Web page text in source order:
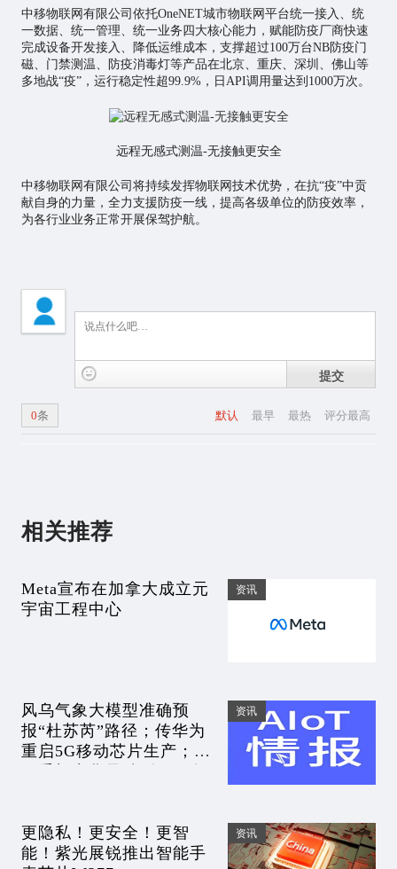
中移物联网有限公司依托OneNET城市物联网平台统一接入、统
一数据、统一管理、统一业务四大核心能力，赋能防疫厂商快速
完成设备开发接入、降低运维成本，支撑超过100万台NB防疫门
磁、门禁测温、防疫消毒灯等产品在北京、重庆、深圳、佛山等
多地战“疫”，运行稳定性超99.9%，日API调用量达到1000万次。
远程无感式测温-无接触更安全
中移物联网有限公司将持续发挥物联网技术优势，在抗“疫”中贡
献自身的力量，全力支援防疫一线，提高各级单位的防疫效率，
为各行业业务正常开展保驾护航。
提交
默认 最早 最热 评分最高
0条
相关推荐
Meta宣布在加拿大成立元
宇宙工程中心
资讯
风乌气象大模型准确预
报“杜苏芮”路径；传华为
重启5G移动芯片生产；中
资讯
更隐私！更安全！更智
能！紫光展锐推出智能手
资讯